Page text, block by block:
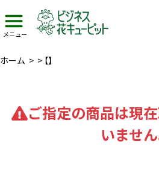
メニュー
ホーム > > 【】
ご指定の商品は現
いません